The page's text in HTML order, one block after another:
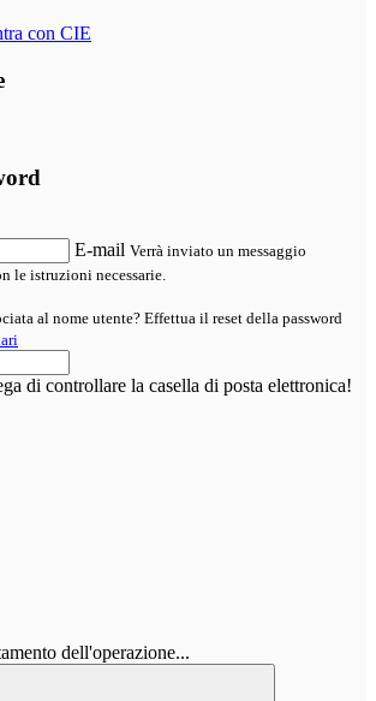
con CIE
E-mail Verrà inviato un messaggio
le istruzioni necessarie.
al nome utente? Effettua il reset della password
di controllare la casella di posta elettronica!
dell'operazione...